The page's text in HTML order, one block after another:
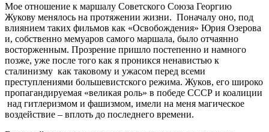
Мое отношение к маршалу Советского Союза Георгию
Жукову менялось на протяжении жизни. Поначалу оно, под
влиянием таких фильмов как «Освобождения» Юрия Озерова
и, собственно мемуаров самого маршала, было отчаянно
восторженным. Прозрение пришло постепенно и намного
позже, уже после того как я проникся ненавистью к
сталинизму как таковому и ужасом перед всеми
преступлениями большевистского режима. Жуков, его широко
пропагандируемая «великая роль» в победе СССР и коалиции
над гитлеризмом и фашизмом, имели на меня магическое
воздействие – вплоть до последнего времени.